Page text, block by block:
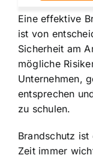
Eine effektive
ist von
Sicherheit am
mögliche
Unternehmen,
entsprechen
zu schulen.
Brandschutz
Zeit immer